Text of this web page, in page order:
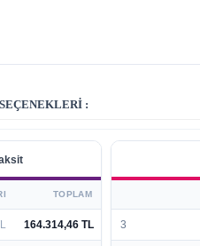
:
TOPLAM
164.314,46 TL 3